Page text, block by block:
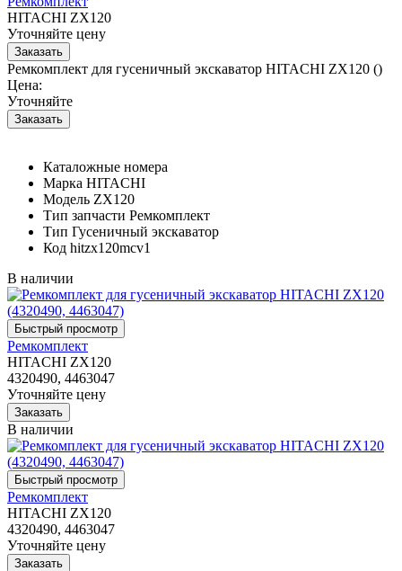
HITACHI ZX120
Уточняйте цену
Ремкомплект для гусеничный экскаватор HITACHI ZX120 ()
Цена:
Уточняйте
Каталожные номера
Марка HITACHI
Модель ZX120
Тип запчасти Ремкомплект
Тип Гусеничный экскаватор
Код hitzx120mcv1
В наличии
Ремкомплект
HITACHI ZX120
4320490, 4463047
Уточняйте цену
В наличии
Ремкомплект
HITACHI ZX120
4320490, 4463047
Уточняйте цену